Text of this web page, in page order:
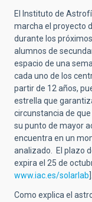
El Instituto de
marcha el proyecto
durante los
alumnos de
espacio de una
cada uno de los
partir de 12 años,
estrella que
circunstancia de que
su punto de mayor
encuentra en un
analizado. El plazo
expira el 25 de
www.iac.es/solarlab
Como explica el